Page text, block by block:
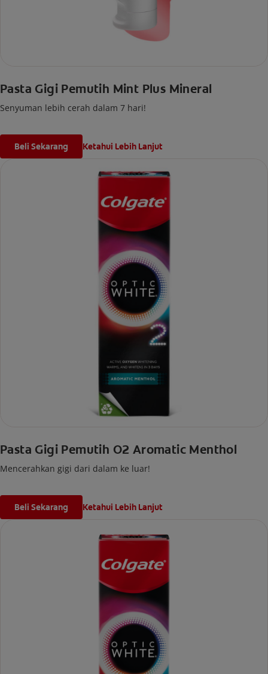
Pasta Gigi Pemutih Mint Plus Mineral
Senyuman lebih cerah dalam 7 hari!
Beli Sekarang Ketahui Lebih Lanjut
Pasta Gigi Pemutih O2 Aromatic Menthol
Mencerahkan gigi dari dalam ke luar!
Beli Sekarang Ketahui Lebih Lanjut